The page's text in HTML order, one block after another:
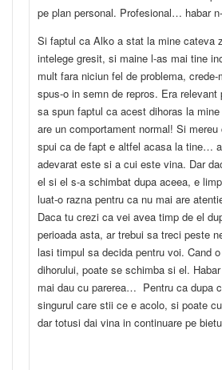
pe plan personal. Profesional… habar
Si faptul ca Alko a stat la mine cateva
intelege gresit, si maine l-as mai tine
mult fara niciun fel de problema,
spus-o in semn de repros. Era relevant
sa spun faptul ca acest dihoras la
are un comportament normal! Si
spui ca de fapt e altfel acasa la tine…
adevarat este si a cui este vina. Dar
el si el s-a schimbat dupa aceea, e
luat-o razna pentru ca nu mai are
Daca tu crezi ca vei avea timp de el
perioada asta, ar trebui sa treci peste
lasi timpul sa decida pentru voi. Cand
dihorului, poate se schimba si el.
mai dau cu parerea… Pentru ca dupa
singurul care stii ce e acolo, si poate
dar totusi dai vina in continuare pe